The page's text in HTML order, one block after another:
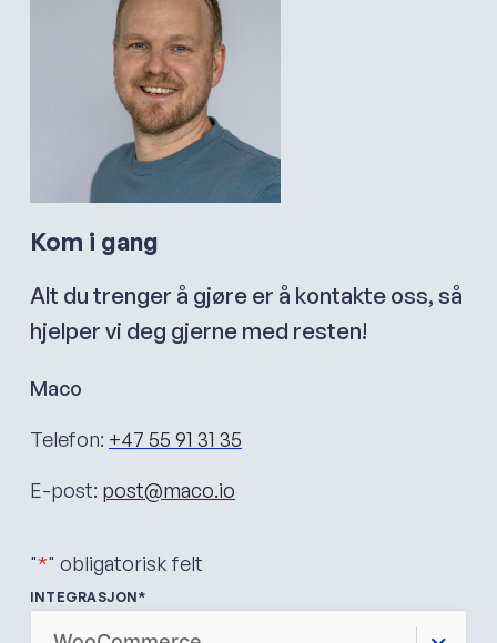
Kom i gang
Alt du trenger å gjøre er å kontakte oss, så
hjelper vi deg gjerne med resten!
Maco
Telefon: +47 55 91 31 35
E-post: post@maco.io
"*" obligatorisk felt
INTEGRASJON*